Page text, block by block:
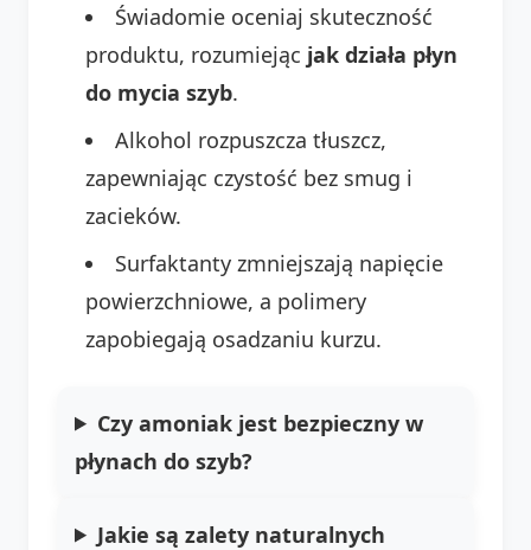
Świadomie oceniaj skuteczność
produktu, rozumiejąc jak działa płyn
do mycia szyb.
Alkohol rozpuszcza tłuszcz,
zapewniając czystość bez smug i
zacieków.
Surfaktanty zmniejszają napięcie
powierzchniowe, a polimery
zapobiegają osadzaniu kurzu.
Czy amoniak jest bezpieczny w
płynach do szyb?
Jakie są zalety naturalnych